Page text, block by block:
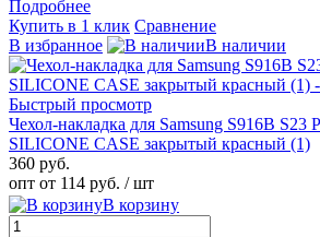
Подробнее
Купить в 1 клик Сравнение
В избранное
В наличии
Быстрый просмотр
Чехол-накладка для Samsung S916B S23
SILICONE CASE закрытый красный (1)
360 руб.
опт от 114 руб. / шт
В корзину